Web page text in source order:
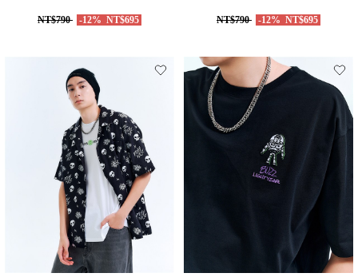
NT$790 -12% NT$695 NT$790 -12% NT$695